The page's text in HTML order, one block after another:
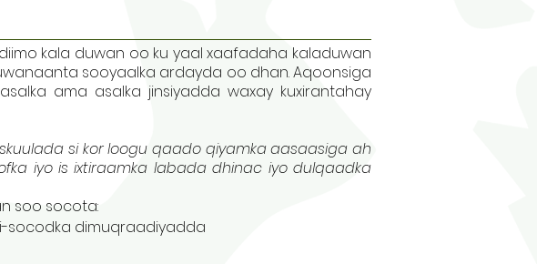
kala duwan oo ku yaal xaafadaha kaladuwan
sooyaalka ardayda oo dhan. Aqoonsiga
ama asalka jinsiyadda waxay kuxirantahay
si kor loogu qaado qiyamka aasaasiga ah
iyo is ixtiraamka labada dhinac iyo dulqaadka
soo socota:
socodka dimuqraadiyadda